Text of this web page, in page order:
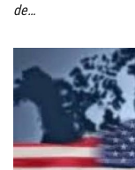
de…